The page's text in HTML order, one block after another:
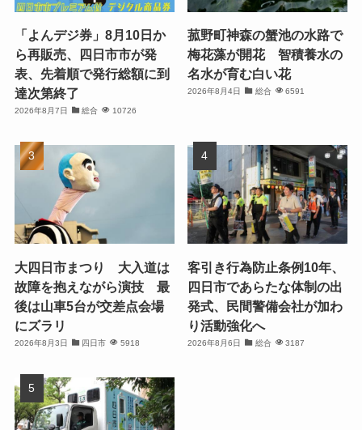
「よんデジ券」8月10日か
ら再販売、四日市市が発
表、先着順で発行総額に到
達次第終了
2026年8月7日 総合 10726
菰野町神森の蟹池の水路で
梅花藻が開花 智積養水の
名水が育む白い花
2026年8月4日 総合 6591
大四日市まつり 大入道は
故障を抱えながら演技 最
後は山車5台が交差点会場
にズラリ
2026年8月3日 四日市 5918
客引き行為防止条例10年、
四日市であらたな体制の出
発式、民間警備会社が加わ
り活動強化へ
2026年8月6日 総合 3187